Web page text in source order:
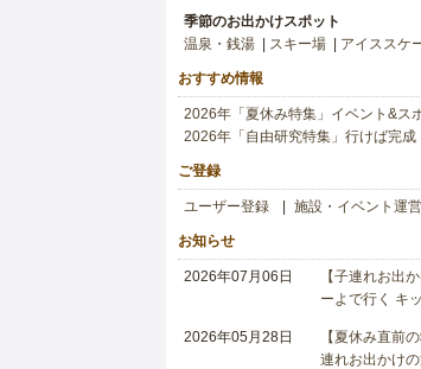
季節のお出かけスポット
温泉・銭湯
スキー場 アイススケ
おすすめ情報
2026年「夏休み特集」イベント&ス
2026年「自由研究特集」行けば完成
ご登録
ユーザー登録 施設・イベント運
お知らせ
2026年07月06日
【子連れお出
ーよで行く キ
2026年05月28日
【夏休み直前
連れお出かけ